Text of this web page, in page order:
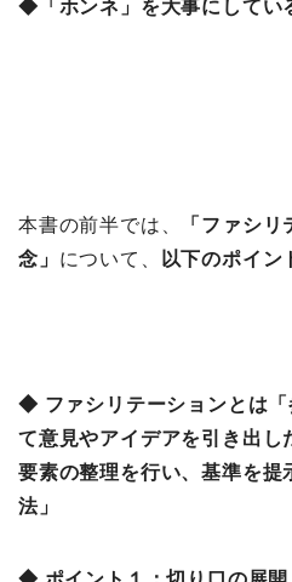
◆「ホンネ」を大事にしてい
本書の前半では、
「ファシ
念」 について、 以下のポイン
◆ ファシリテーションとは「
て意見やアイデアを引き出し
要素の整理を行い、基準を提
法」